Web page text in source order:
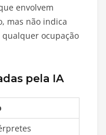
envolvem
mas não indica
ocupação
pela IA